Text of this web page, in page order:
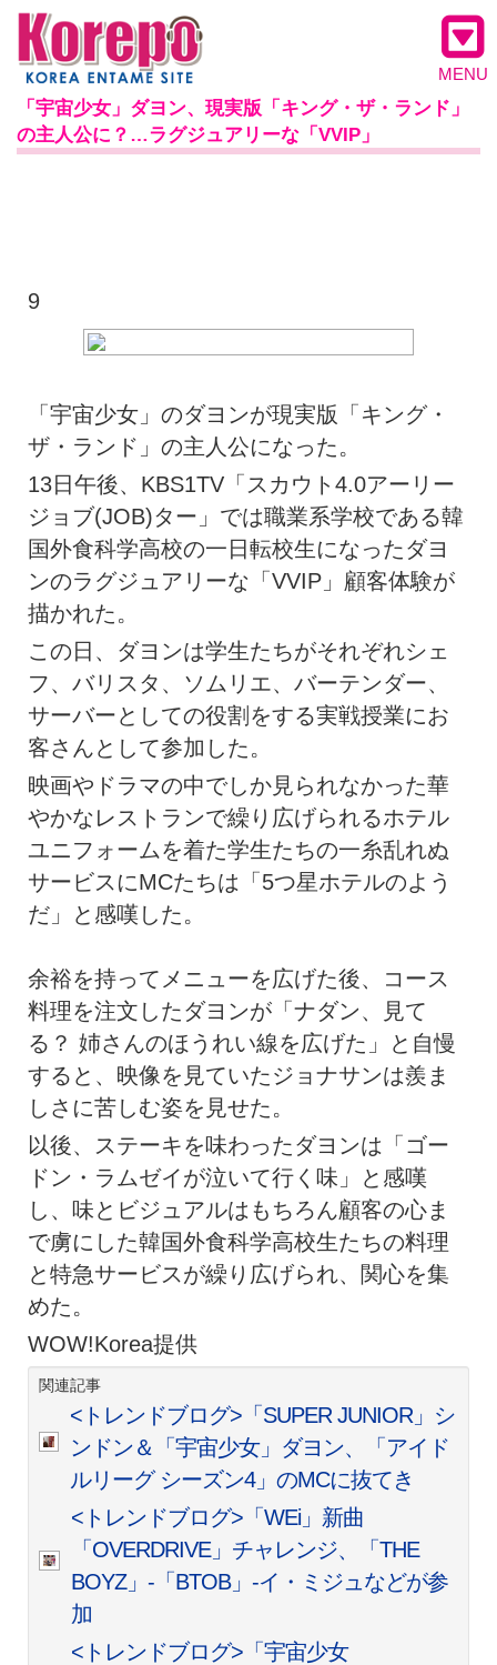
MENU
「宇宙少女」ダヨン、現実版「キング・ザ・ランド」
の主人公に？…ラグジュアリーな「VVIP」
9
「宇宙少女」のダヨンが現実版「キング・
ザ・ランド」の主人公になった。
13日午後、KBS1TV「スカウト4.0アーリー
ジョブ(JOB)ター」では職業系学校である韓
国外食科学高校の一日転校生になったダヨ
ンのラグジュアリーな「VVIP」顧客体験が
描かれた。
この日、ダヨンは学生たちがそれぞれシェ
フ、バリスタ、ソムリエ、バーテンダー、
サーバーとしての役割をする実戦授業にお
客さんとして参加した。
映画やドラマの中でしか見られなかった華
やかなレストランで繰り広げられるホテル
ユニフォームを着た学生たちの一糸乱れぬ
サービスにMCたちは「5つ星ホテルのよう
だ」と感嘆した。
余裕を持ってメニューを広げた後、コース
料理を注文したダヨンが「ナダン、見て
る？ 姉さんのほうれい線を広げた」と自慢
すると、映像を見ていたジョナサンは羨ま
しさに苦しむ姿を見せた。
以後、ステーキを味わったダヨンは「ゴー
ドン・ラムゼイが泣いて行く味」と感嘆
し、味とビジュアルはもちろん顧客の心ま
で虜にした韓国外食科学高校生たちの料理
と特急サービスが繰り広げられ、関心を集
めた。
WOW!Korea提供
関連記事
<トレンドブログ>「SUPER JUNIOR」シ
ンドン＆「宇宙少女」ダヨン、「アイド
ルリーグ シーズン4」のMCに抜てき
<トレンドブログ>「WEi」新曲
「OVERDRIVE」チャレンジ、「THE
BOYZ」-「BTOB」-イ・ミジュなどが参
加
<トレンドブログ>「宇宙少女